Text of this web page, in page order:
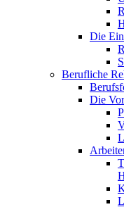
Die
Berufliche
Die